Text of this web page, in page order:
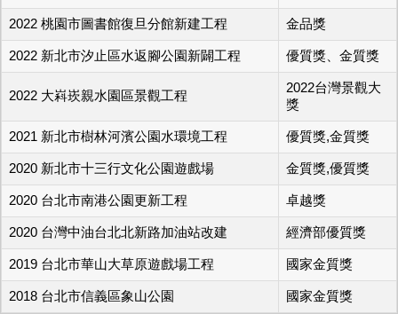
2022 桃園市圖書館復旦分館新建工程 金品獎
2022 新北市汐止區水返腳公園新闢工程 優質獎、金質獎
2022 大嵙崁親水園區景觀工程
2022台灣景觀大
獎
2021 新北市樹林河濱公園水環境工程 優質獎,金質獎
2020 新北市十三行文化公園遊戲場 金質獎,優質獎
2020 台北市南港公園更新工程 卓越獎
2020 台灣中油台北北新路加油站改建 經濟部優質獎
2019 台北市華山大草原遊戲場工程 國家金質獎
2018 台北市信義區象山公園 國家金質獎